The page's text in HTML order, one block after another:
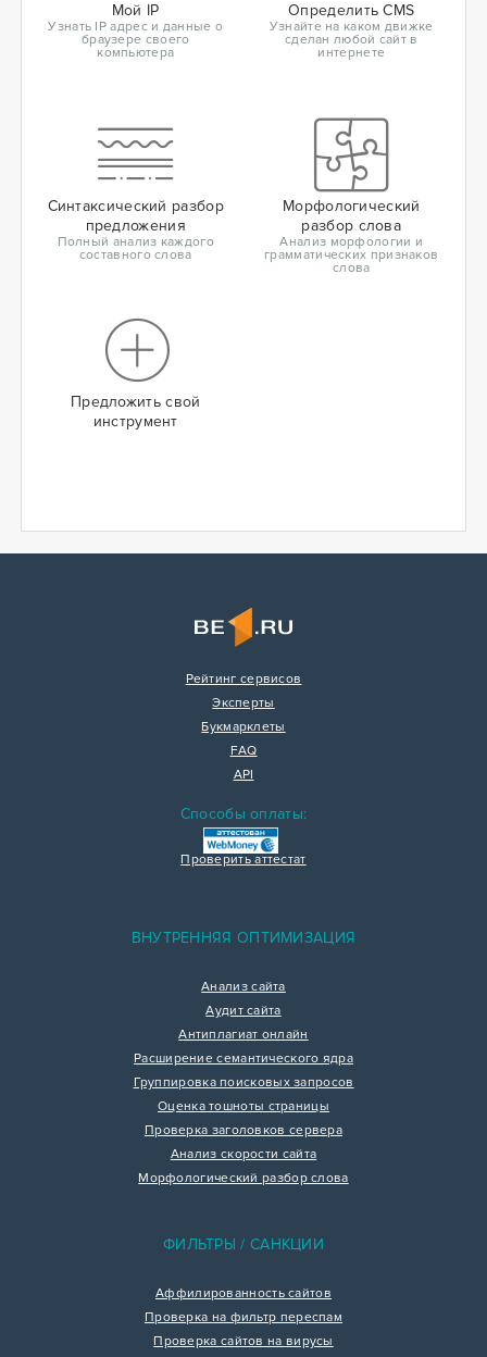
Мой IP
Узнать IP адрес и данные о
браузере своего
компьютера
Определить CMS
Узнайте на каком движке
сделан любой сайт в
интернете
Синтаксический разбор
предложения
Полный анализ каждого
составного слова
Морфологический
разбор слова
Анализ морфологии и
грамматических признаков
слова
Предложить свой
инструмент
Рейтинг сервисов
Эксперты
Букмарклеты
FAQ
API
Способы оплаты:
Проверить аттестат
ВНУТРЕННЯЯ ОПТИМИЗАЦИЯ
Анализ сайта
Аудит сайта
Антиплагиат онлайн
Расширение семантического ядра
Группировка поисковых запросов
Оценка тошноты страницы
Проверка заголовков сервера
Анализ скорости сайта
Морфологический разбор слова
ФИЛЬТРЫ / САНКЦИИ
Аффилированность сайтов
Проверка на фильтр переспам
Проверка сайтов на вирусы